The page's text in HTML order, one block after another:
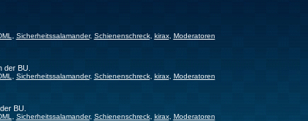
Sicherheitssalamander, Schienenschreck, kirax, Moderatoren
der BU.
Sicherheitssalamander, Schienenschreck, kirax, Moderatoren
BU.
Sicherheitssalamander, Schienenschreck, kirax, Moderatoren